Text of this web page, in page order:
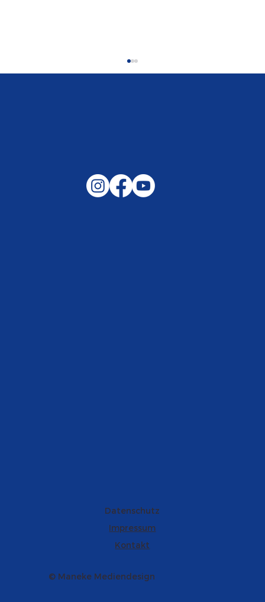
Gemeinsam auf außergewöhnliche
Datenschutz
Impressum
Kontakt
© Maneke Mediendesign